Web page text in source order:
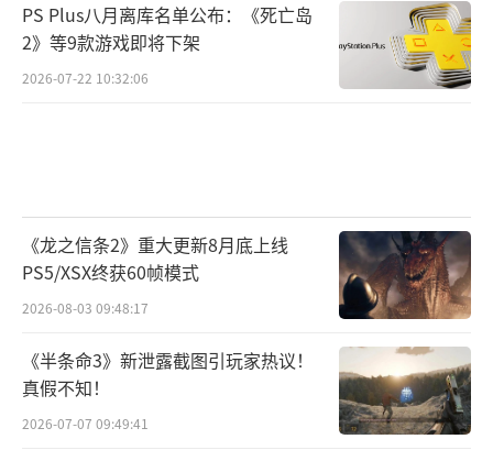
PS Plus八月离库名单公布：《死亡岛
2》等9款游戏即将下架
2026-07-22 10:32:06
《龙之信条2》重大更新8月底上线
PS5/XSX终获60帧模式
2026-08-03 09:48:17
《半条命3》新泄露截图引玩家热议！
真假不知！
2026-07-07 09:49:41